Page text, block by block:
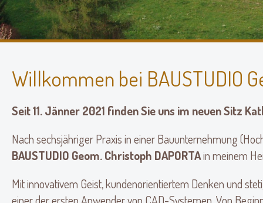
Willkommen bei BAUSTUDIO
Seit 11. Jänner 2021 finden Sie uns im neuen Sitz
Nach sechsjähriger Praxis in einer Bauunternehmung
BAUSTUDIO Geom. Christoph DAPORTAin meinem
Mit innovativem Geist, kundenorientiertem Denken und